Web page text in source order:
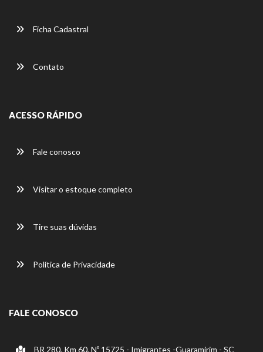
Ficha Cadastral
Contato
ACESSO RÁPIDO
Fale conosco
Visitar o estoque completo
Tire suas dúvidas
Política de Privacidade
FALE CONOSCO
BR 280, Km 60, Nº 15725 - Imigrantes -Guaramirim - SC